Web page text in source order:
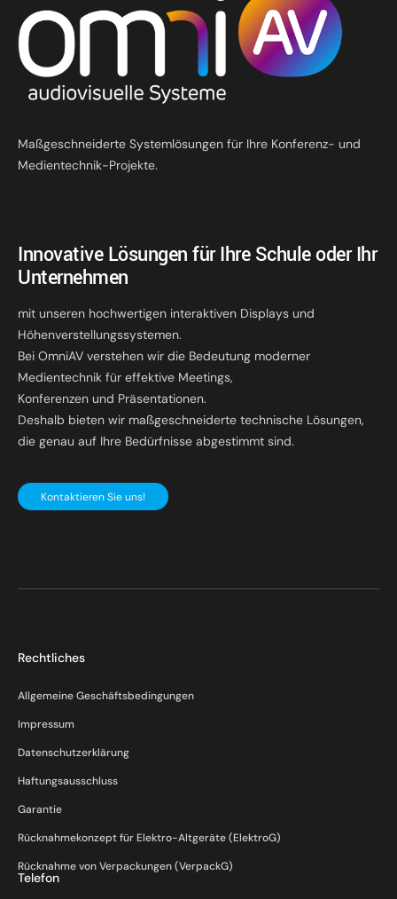
Maßgeschneiderte Systemlösungen für Ihre Konferenz- und
Medientechnik-Projekte.
Innovative Lösungen für Ihre Schule oder Ihr
Unternehmen
mit unseren hochwertigen interaktiven Displays und
Höhenverstellungssystemen.
Bei OmniAV verstehen wir die Bedeutung moderner
Medientechnik für effektive Meetings,
Konferenzen und Präsentationen.
Deshalb bieten wir maßgeschneiderte technische Lösungen,
die genau auf Ihre Bedürfnisse abgestimmt sind.
Kontaktieren Sie uns!
Rechtliches
Allgemeine Geschäftsbedingungen
Impressum
Datenschutzerklärung
Haftungsausschluss
Garantie
Rücknahmekonzept für Elektro-Altgeräte (ElektroG)
Rücknahme von Verpackungen (VerpackG)
Telefon